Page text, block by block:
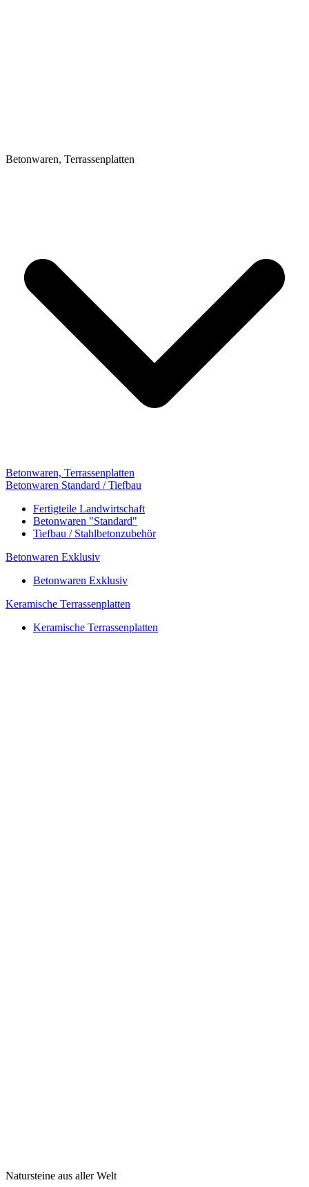
Betonwaren, Terrassenplatten
Betonwaren, Terrassenplatten
Betonwaren Standard / Tiefbau
Fertigteile Landwirtschaft
Betonwaren "Standard"
Tiefbau / Stahlbetonzubehör
Betonwaren Exklusiv
Betonwaren Exklusiv
Keramische Terrassenplatten
Keramische Terrassenplatten
Natursteine aus aller Welt